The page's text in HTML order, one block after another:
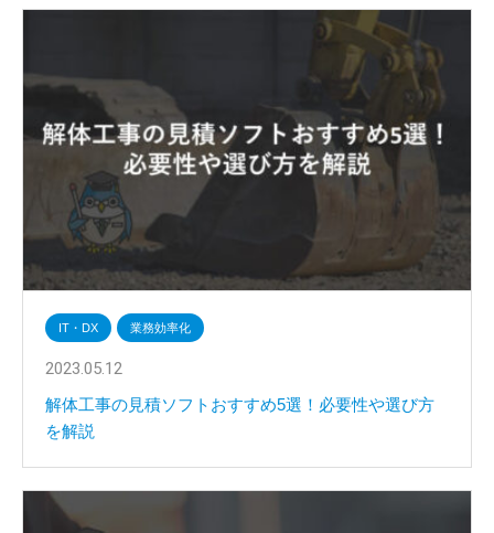
IT・DX 業務効率化
2023.05.12
解体工事の見積ソフトおすすめ5選！必要性や選び方
を解説